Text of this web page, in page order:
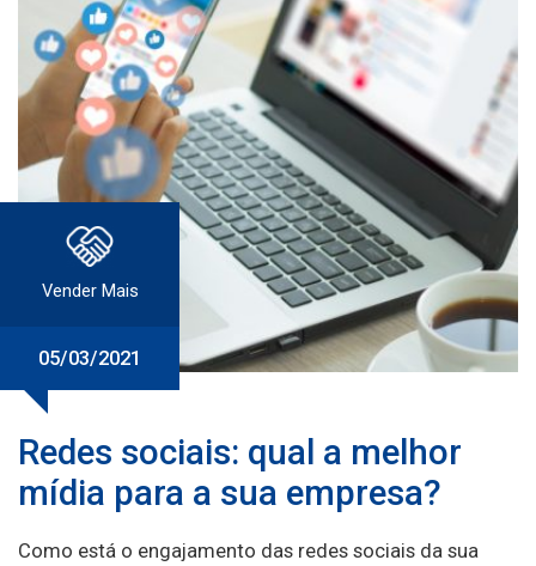
Vender Mais
05/03/2021
Redes sociais: qual a melhor
mídia para a sua empresa?
Como está o engajamento das redes sociais da sua